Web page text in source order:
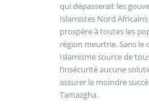
qui dépasserait les
Islamistes Nord
prospère à toutes les
région meurtrie. Sans le
Islamisme source de
l’insécurité aucune
assurer le moindre
Tamazgha.